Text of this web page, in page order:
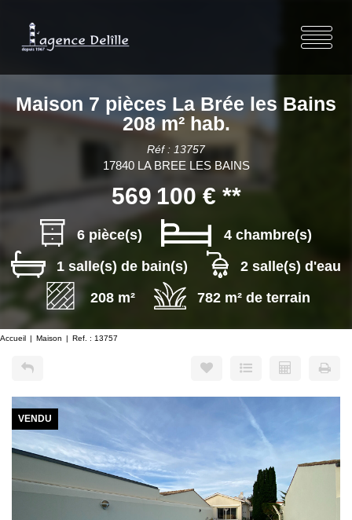
Maison 7 pièces La Brée les Bains
208 m² hab.
Réf : 13757
17840 LA BREE LES BAINS
569 100 € **
6 pièce(s)
4 chambre(s)
1 salle(s) de bain(s)
2 salle(s) d'eau
208 m²
782 m² de terrain
Accueil Maison Ref. : 13757
VENDU